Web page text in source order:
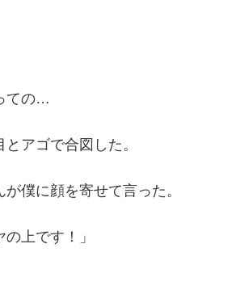
ての…
アゴで合図した。
僕に顔を寄せて言った。
の上です！」